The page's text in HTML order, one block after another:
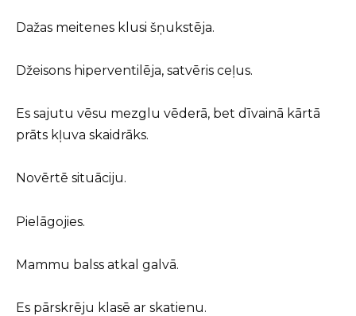
Dažas meitenes klusi šņukstēja.
Džeisons hiperventilēja, satvēris ceļus.
Es sajutu vēsu mezglu vēderā, bet dīvainā kārtā
prāts kļuva skaidrāks.
Novērtē situāciju.
Pielāgojies.
Mammu balss atkal galvā.
Es pārskrēju klasē ar skatienu.